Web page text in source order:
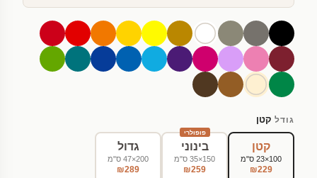
גודל קטן
קטן
100×23 ס"מ
₪229
פופולרי
בינוני
150×35 ס"מ
₪259
גדול
200×47 ס"מ
₪289